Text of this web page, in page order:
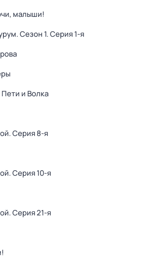
малыши!
. Сезон 1. Серия 1-я
и Волка
. Серия 8-я
. Серия 10-я
. Серия 21-я